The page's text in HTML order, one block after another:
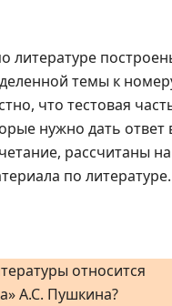
литературе
темы к
что тестовая
нужно дать ответ
рассчитаны
по литературе.
относится
А.С. Пушкина?